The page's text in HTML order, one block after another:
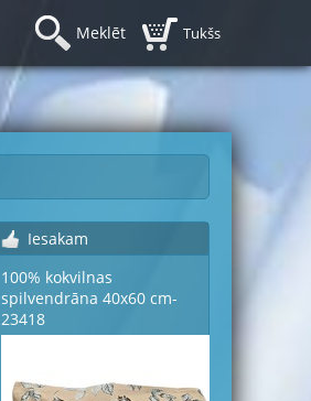
Tukšs
Meklēt
Iesakam
100% kokvilnas
spilvendrāna 40x60 cm-
23418